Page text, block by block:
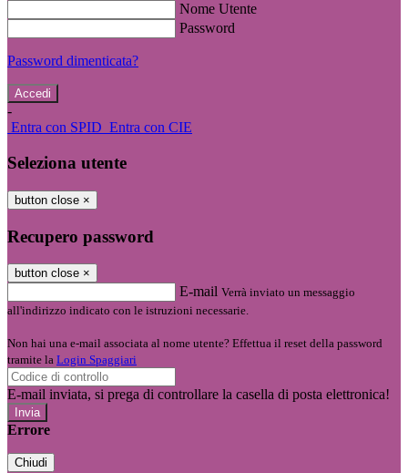
Nome Utente
Password
Password dimenticata?
-
Entra con SPID Entra con CIE
Seleziona utente
button close ×
Recupero password
button close ×
E-mail Verrà inviato un messaggio
all'indirizzo indicato con le istruzioni necessarie.
Non hai una e-mail associata al nome utente? Effettua il reset della password
tramite la Login Spaggiari
E-mail inviata, si prega di controllare la casella di posta elettronica!
Errore
Chiudi